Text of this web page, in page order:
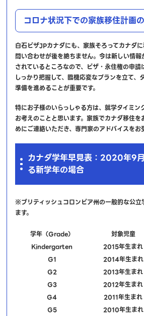
コロナ状況下での家族移住計画
白石ビザJPカナダにも、家族そろってカナダ
問い合わせが後を絶ちません。今は新しい情
されているところなので、ビザ・永住権の申
しっかり把握して、臨機応変なプランを立て、
準備を進めることが重要です。
特にお子様のいらっしゃる方は、就学タイミン
お考えのことと思います。家族でカナダ移住
めにご連絡いただき、専門家のアドバイスをお
カナダ学年早見表：2020年9
る新学年の場合
※ブリティッシュコロンビア州の一般的な公立
ます。
学年（Grade） 対象児童
Kindergarten
2015年生まれ
G1
2014年生まれ
G2
2013年生まれ
G3
2012年生まれ
G4
2011年生まれ
G5
2010年生まれ